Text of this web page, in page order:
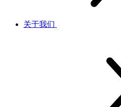
关于我们